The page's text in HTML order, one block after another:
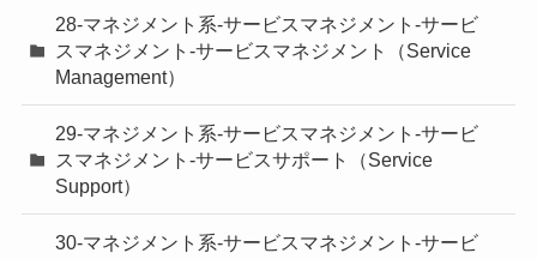
28-マネジメント系-サービスマネジメント-サービ
スマネジメント-サービスマネジメント（Service
Management）
29-マネジメント系-サービスマネジメント-サービ
スマネジメント-サービスサポート（Service
Support）
30-マネジメント系-サービスマネジメント-サービ